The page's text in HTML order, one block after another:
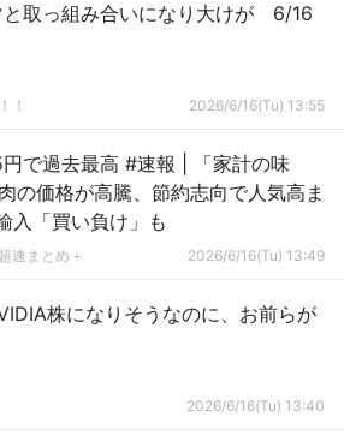
と取っ組み合いになり大けが 6/16
！ 2026/6/16(Tu) 13:55
#速報 | 「家計の味
の価格が高騰、節約志向で人気高ま
入「買い負け」も
速まとめ＋ 2026/6/16(Tu) 13:49
株になりそうなのに、お前らが
2026/6/16(Tu) 13:40